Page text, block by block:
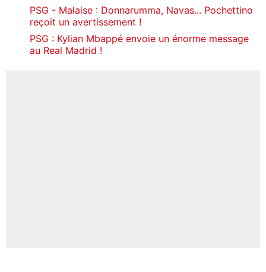
PSG - Malaise : Donnarumma, Navas... Pochettino
reçoit un avertissement !
PSG : Kylian Mbappé envoie un énorme message
au Real Madrid !